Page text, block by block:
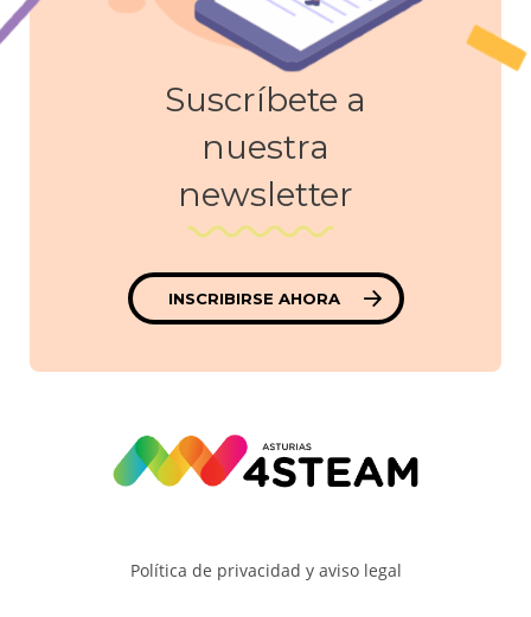
Suscríbete a
nuestra
newsletter
INSCRIBIRSE AHORA
Política de privacidad y aviso legal